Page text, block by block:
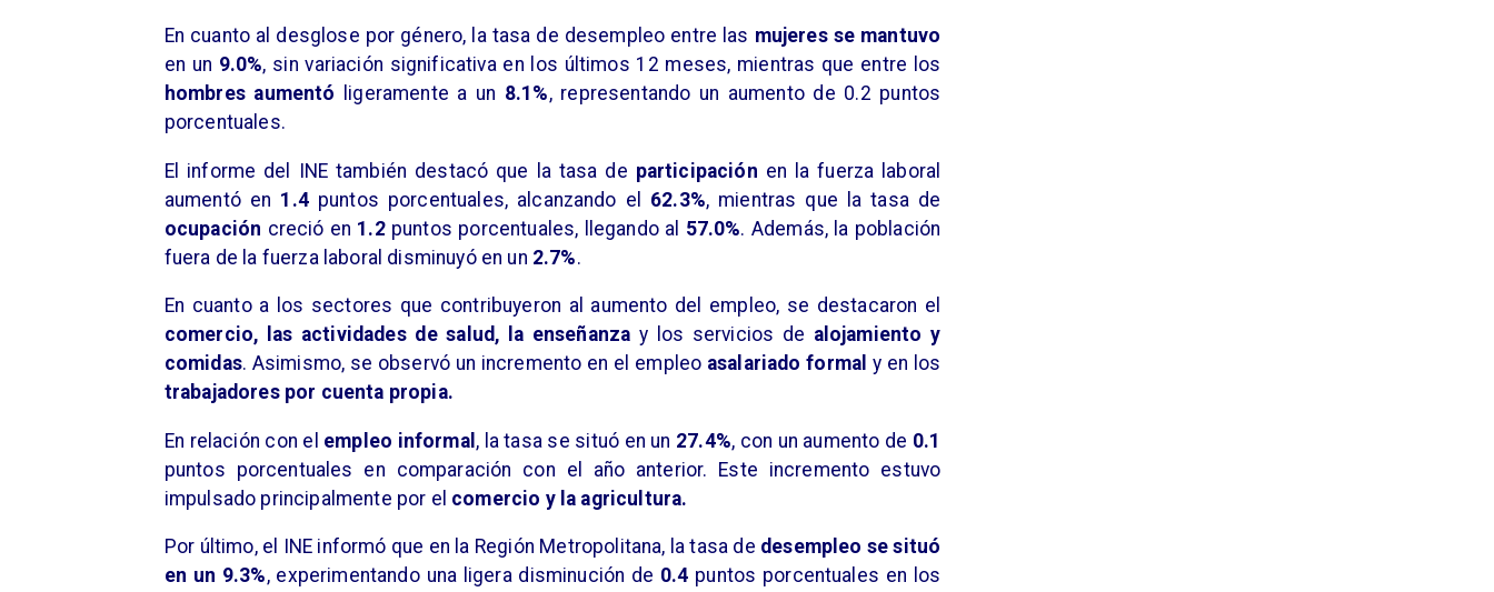
​En cuanto al desglose por género, la tasa de desempleo entre las mujeres se mantuvo
en un 9.0%, sin variación significativa en los últimos 12 meses, mientras que entre los
hombres aumentó ligeramente a un 8.1%, representando un aumento de 0.2 puntos
porcentuales.
​El informe del INE también destacó que la tasa de participación en la fuerza laboral
aumentó en 1.4 puntos porcentuales, alcanzando el 62.3%, mientras que la tasa de
ocupación creció en 1.2 puntos porcentuales, llegando al 57.0%. Además, la población
fuera de la fuerza laboral disminuyó en un 2.7%.
​En cuanto a los sectores que contribuyeron al aumento del empleo, se destacaron el
comercio, las actividades de salud, la enseñanza y los servicios de alojamiento y
comidas. Asimismo, se observó un incremento en el empleo asalariado formal y en los
trabajadores por cuenta propia.
​En relación con el empleo informal , la tasa se situó en un 27.4%, con un aumento de 0.1
puntos porcentuales en comparación con el año anterior. Este incremento estuvo
impulsado principalmente por el comercio y la agricultura.
​Por último, el INE informó que en la Región Metropolitana, la tasa de desempleo se situó
en un 9.3%, experimentando una ligera disminución de 0.4 puntos porcentuales en los